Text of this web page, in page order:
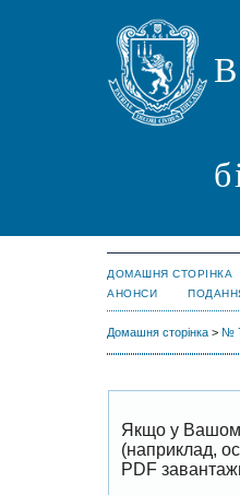
ДОМАШНЯ СТОРІНКА
АНОНСИ
Домашня сторінка > №
Якщо у
(наприклад,
PDF